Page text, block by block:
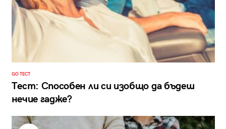
GO ТЕСТ
Тест: Способен ли си изобщо да бъдеш
нечие гадже?